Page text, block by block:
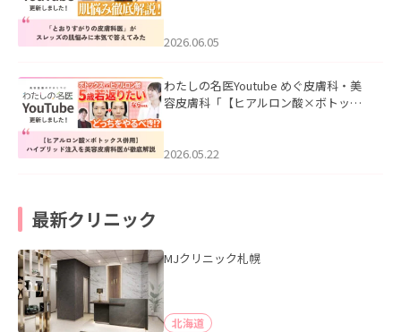
2026.06.05
わたしの名医Youtube めぐ皮膚科・美
容皮膚科「【ヒアルロン酸×ボトック
た。
2026.05.22
最新クリニック
MJクリニック札幌
北海道